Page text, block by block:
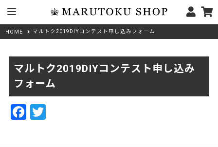
HOME マルトク2019DIYコンテスト申し込みフォーム
マルトク2019DIYコンテスト申し込み
フォーム
F T